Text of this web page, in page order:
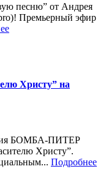
песню” от Андрея
Премьерный эфир
Христу” на
БОМБА-ПИТЕР
Христу”.
Подробнее